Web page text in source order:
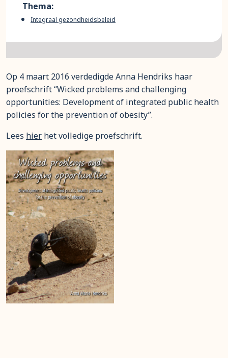
Op 4 maart 2016 verdedigde Anna Hendriks haar
proefschrift “Wicked problems and challenging
opportunities: Development of integrated public health
policies for the prevention of obesity”.
Lees hier het volledige proefschrift.
Thema:
Integraal gezondheidsbeleid